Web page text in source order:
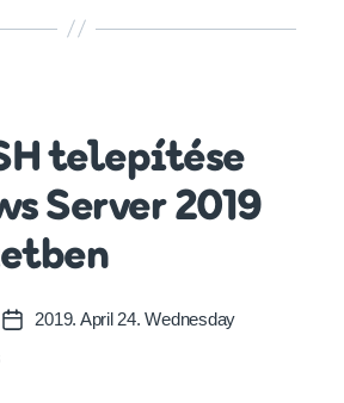
telepítése
Server 2019
Post2019. April 24. Wednesday